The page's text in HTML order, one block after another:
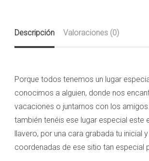
Descripción Valoraciones (0)
Porque todos tenemos un lugar
conocimos a alguien, donde nos
vacaciones o juntarnos con los
también tenéis ese lugar especial este
llavero, por una cara grabada tu inicial
coordenadas de ese sitio tan especial